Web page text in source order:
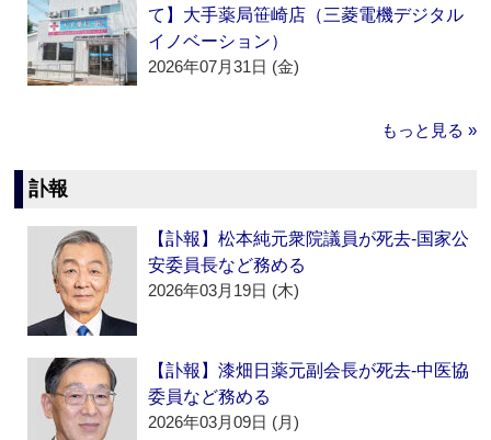
て】大手薬局笹崎店（三菱電機デジタル
イノベーション）
2026年07月31日 (金)
もっと見る »
訃報
【訃報】松本純元衆院議員が死去‐国家公
安委員長など務める
2026年03月19日 (木)
【訃報】漆畑日薬元副会長が死去‐中医協
委員など務める
2026年03月09日 (月)